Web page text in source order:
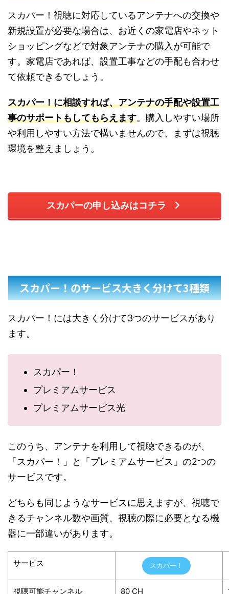
スカパー！視聴に対応しているアンテナへの交換や
新規設置が必要な場合は、お近くの家電店やネット
ショッピングなどで対象アンテナの購入が可能で
す。家電店であれば、設置工事などの手配も合わせ
て依頼できるでしょう。
スカパー！に相談すれば、アンテナの手配や設置工
事のサポートもしてもらえます。購入しやすい場所
や利用しやすい方法で構いませんので、まずは視聴
環境を整えましょう。
スカパーの申し込みはコチラ
スカパー！のサービス大きく分けて3種類
スカパー！には大きく分けて3つのサービスがあり
ます。
スカパー！
プレミアムサービス
プレミアムサービス光
このうち、アンテナを利用して視聴できるのが、
「スカパー！」と「プレミアムサービス」の2つの
サービスです。
どちらも同じようなサービスに思えますが、視聴で
きるチャンネル数や画質、視聴の際に必要となる機
器に一部違いがあります。
サービス スカパー！
視聴可能チャンネル 80 CH